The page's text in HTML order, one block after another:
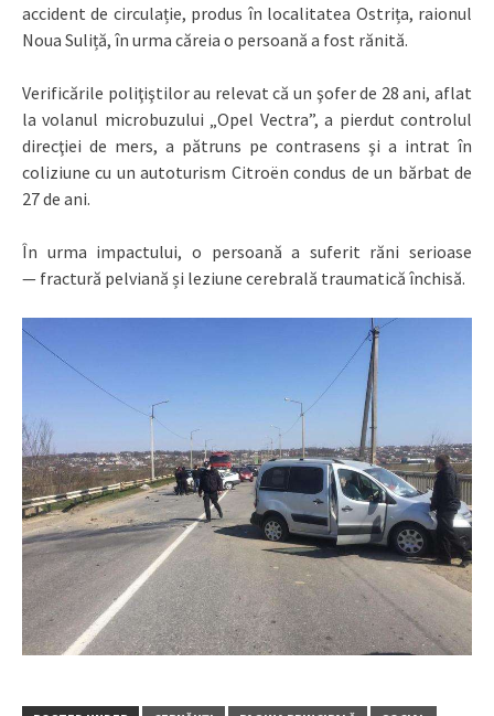
accident de circulație, produs în localitatea Ostrița, raionul
Noua Suliță, în urma căreia o persoană a fost rănită.
Verificările poliţiştilor au relevat că un şofer de 28 ani, aflat
la volanul microbuzului „Opel Vectra”, a pierdut controlul
direcţiei de mers, a pătruns pe contrasens şi a intrat în
coliziune cu un autoturism Citroën condus de un bărbat de
27 de ani.
În urma impactului, o persoană a suferit răni serioase
— fractură pelviană și leziune cerebrală traumatică închisă.